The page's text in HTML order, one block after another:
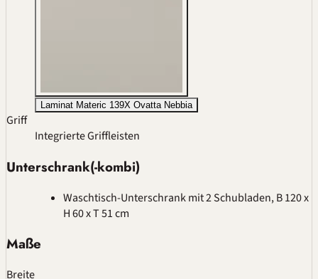
Laminat Materic 139X Ovatta Nebbia
Griff
Integrierte Griffleisten
Unterschrank(-kombi)
Waschtisch-Unterschrank mit 2 Schubladen, B 120 x
H 60 x T 51 cm
Maße
Breite